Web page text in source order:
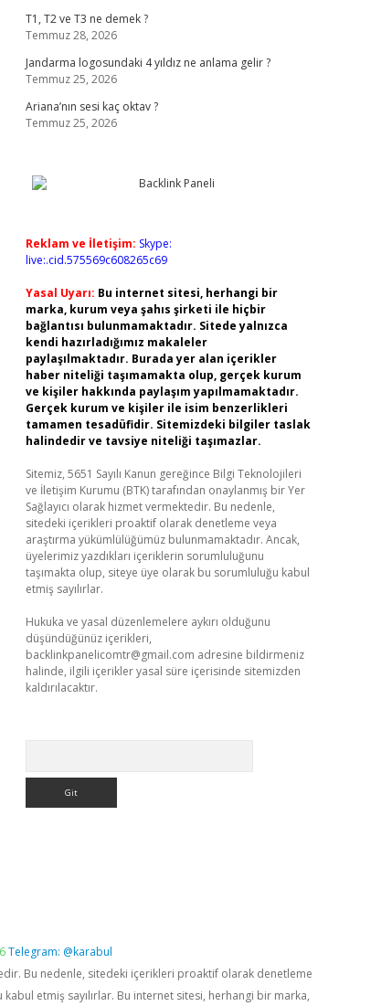
T1, T2 ve T3 ne demek ?
Temmuz 28, 2026
Jandarma logosundaki 4 yıldız ne anlama gelir ?
Temmuz 25, 2026
Ariana’nın sesi kaç oktav ?
Temmuz 25, 2026
Reklam ve İletişim: Skype:
live:.cid.575569c608265c69
Yasal Uyarı: Bu internet sitesi, herhangi bir
marka, kurum veya şahıs şirketi ile hiçbir
bağlantısı bulunmamaktadır. Sitede yalnızca
kendi hazırladığımız makaleler
paylaşılmaktadır. Burada yer alan içerikler
haber niteliği taşımamakta olup, gerçek kurum
ve kişiler hakkında paylaşım yapılmamaktadır.
Gerçek kurum ve kişiler ile isim benzerlikleri
tamamen tesadüfidir. Sitemizdeki bilgiler taslak
halindedir ve tavsiye niteliği taşımazlar.
Sitemiz, 5651 Sayılı Kanun gereğince Bilgi Teknolojileri
ve İletişim Kurumu (BTK) tarafından onaylanmış bir Yer
Sağlayıcı olarak hizmet vermektedir. Bu nedenle,
sitedeki içerikleri proaktif olarak denetleme veya
araştırma yükümlülüğümüz bulunmamaktadır. Ancak,
üyelerimiz yazdıkları içeriklerin sorumluluğunu
taşımakta olup, siteye üye olarak bu sorumluluğu kabul
etmiş sayılırlar.
Hukuka ve yasal düzenlemelere aykırı olduğunu
düşündüğünüz içerikleri,
backlinkpanelicomtr@gmail.com adresine bildirmeniz
halinde, ilgili içerikler yasal süre içerisinde sitemizden
kaldırılacaktır.
Telegram: @karabul
Bu nedenle, sitedeki içerikleri proaktif olarak denetleme
etmiş sayılırlar. Bu internet sitesi, herhangi bir marka,